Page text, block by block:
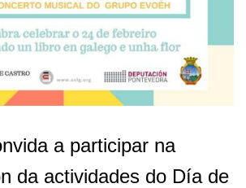
a participar na
da actividades do Día de